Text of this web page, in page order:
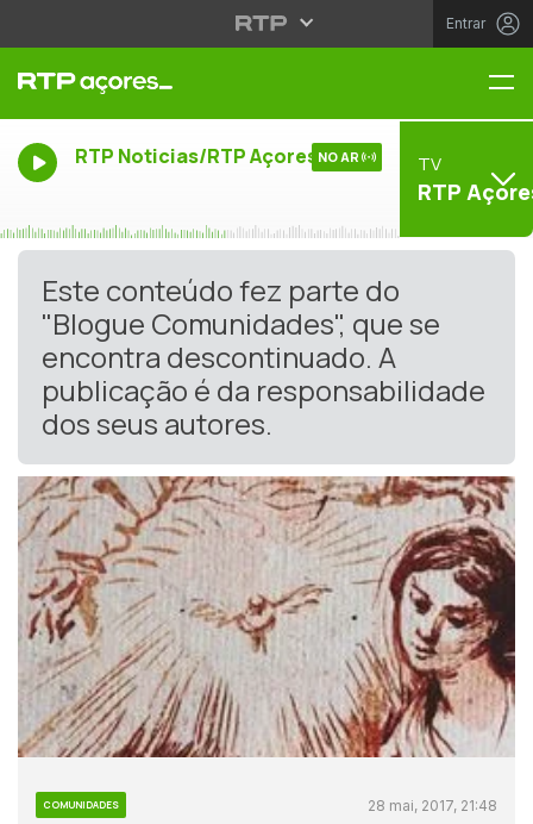
Entrar
RTP Noticias/RTP Açores NO AR TV
RTP
Este conteúdo fez parte do
"Blogue Comunidades", que se
encontra descontinuado. A
publicação é da responsabilidade
dos seus autores.
COMUNIDADES 28 mai, 2017, 21:48